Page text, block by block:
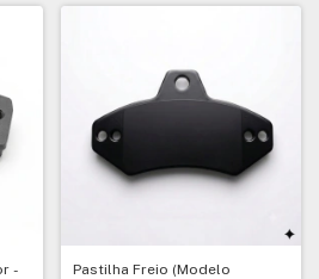
-
Pastilha Freio (Modelo